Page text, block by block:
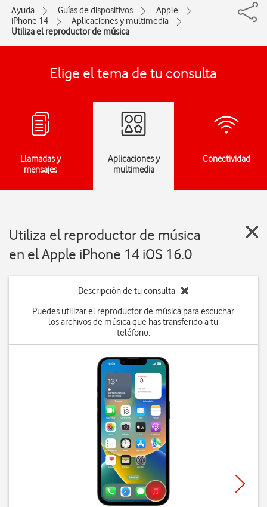
Ayuda Guías de dispositivos
Apple
iPhone 14
Aplicaciones y multimedia
Utiliza el reproductor de música
Elige el tema de tu consulta
Llamadas y
mensajes
Aplicaciones y
multimedia
Conectividad
Utiliza el reproductor de música
en el Apple iPhone 14 iOS 16.0
Descripción de tu consulta
Puedes utilizar el reproductor de música para escuchar
los archivos de música que has transferido a tu
teléfono.